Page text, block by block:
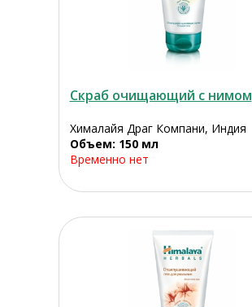
Скраб очищающий с нимом
Хималайя Драг Компани, Индия
Объем: 150 мл
Временно нет